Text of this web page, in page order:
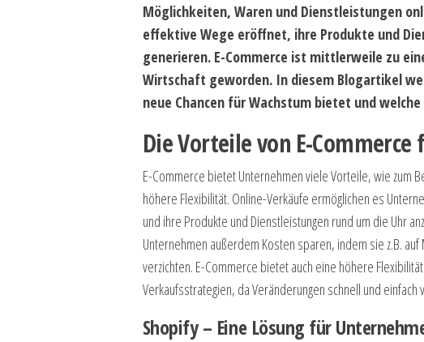
Möglichkeiten, Waren und Dienstleistungen
effektive Wege eröffnet, ihre Produkte und
generieren. E-Commerce ist mittlerweile zu
Wirtschaft geworden. In diesem Blogartikel
neue Chancen für Wachstum bietet und
Die Vorteile von E-
E-Commerce bietet Unternehmen viele Vorteile, wie zum
höhere Flexibilität. Online-Verkäufe ermöglichen es
und ihre Produkte und Dienstleistungen rund um die Uhr
Unternehmen außerdem Kosten sparen, indem sie z.B.
verzichten. E-Commerce bietet auch eine höhere
Verkaufsstrategien, da Veränderungen schnell und
Shopify – Eine Lösung für